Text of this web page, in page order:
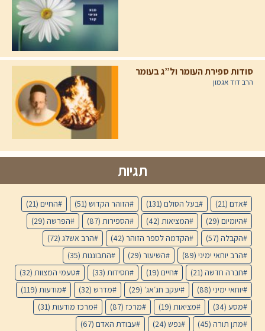
סודות ספירת העומר ול”ג בעומר
הרב דוד אגמון
תגיות
אדם (21) בעל הסולם (131) הזוהר הקדוש (51) החיים (21)
היומיום (29) המציאות (42) הספירות (87) הפרשה (29)
הקבלה (57) הקדמה לספר הזוהר (42) הרב אשלג (72)
הרב יוחאי ימיני (89) השיעור (29) התבוננות (35)
חברה חדשה (21) חיים (19) חסידות (33) טעמי המצוות (32)
יוחאי ימיני (88) יעקב חג׳אג׳ (29) מדרש (32) מודעות (119)
מסע (34) מציאות (19) מרכז (87) מרכז מודעות (31)
מתן תורה (45) נפש (24) עבודת האדם (67)